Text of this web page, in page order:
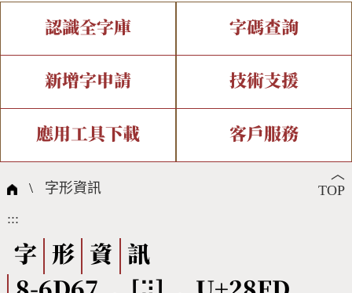
認識全字庫
全字庫介紹 全字庫現況
中文碼介紹 專有名詞介紹
國際字碼相關組織
字碼查詢
IDS查詢 部件查詢
複合查詢 注音查詢
筆畫查詢
筆順序查詢
新增字申請
新字申請處理流程
技術支援
字形即時顯示 造字解決方案
全字庫授權 轉碼Web Service
應用工具下載
個人電腦造字處理工具
字形下載
客戶服務
問題集
熱門查詢統計
︿
TOP
\ 字形資訊
:::
字 形 資
訊